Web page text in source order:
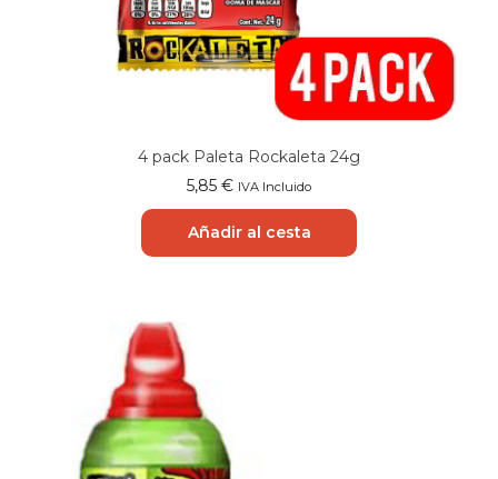
4 pack Paleta Rockaleta 24g
5,85 € IVA Incluido
Añadir al cesta